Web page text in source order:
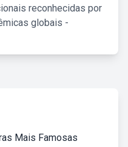
reconhecidas por
globais -
Mais Famosas